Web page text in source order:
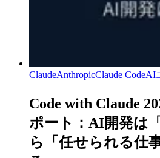
ClaudeAnthropicClaude CodeAI
Code with Claude
ポート：AI開発は
ら「任せられる仕